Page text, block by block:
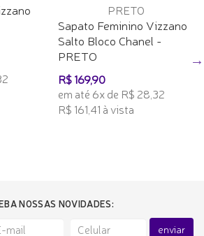
Sapato Feminino Vizzano
Salto Bloco Chanel -
PRETO
R$ 169,90
em até 6x de R$ 28,32
R$ 161,41 à vista
NOSSAS NOVIDADES:
enviar